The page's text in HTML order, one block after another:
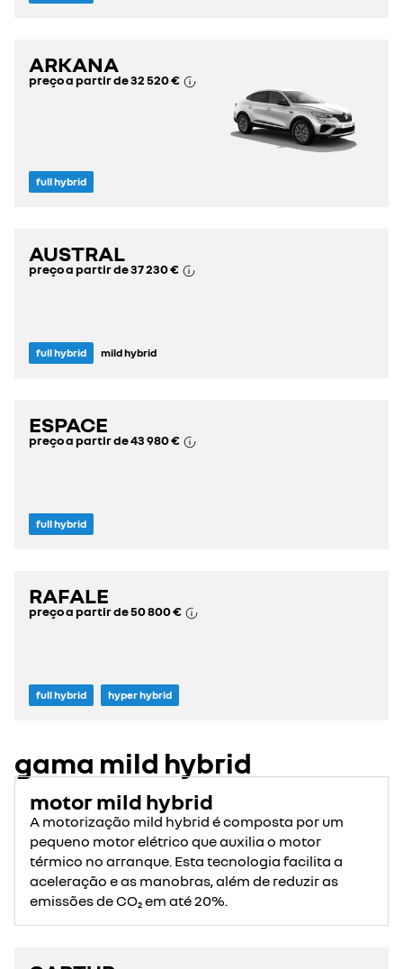
ARKANA
preço a partir de32 520 €
full hybrid
AUSTRAL
preço a partir de37 230 €
full hybrid mild hybrid
ESPACE
preço a partir de43 980 €
full hybrid
RAFALE
preço a partir de50 800 €
full hybrid hyper hybrid
gama mild hybrid
motor mild hybrid
A motorização mild hybrid é composta por um
pequeno motor elétrico que auxilia o motor
térmico no arranque. Esta tecnologia facilita a
aceleração e as manobras, além de reduzir as
emissões de CO₂ em até 20%.